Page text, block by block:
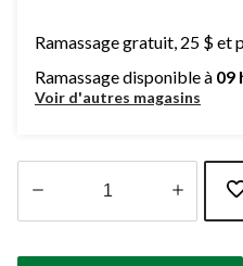
Ramassage gratuit, 25 $ et
Ramassage disponible à 09
Voir d'autres magasins